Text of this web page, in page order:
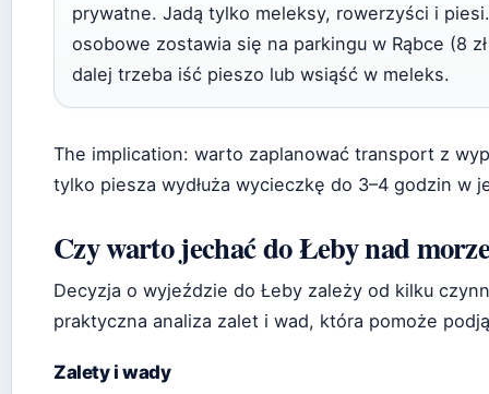
prywatne. Jadą tylko meleksy, rowerzyści i
osobowe zostawia się na parkingu w Rąbce (8
dalej trzeba iść pieszo lub wsiąść w meleks.
The implication: warto zaplanować transport z
tylko piesza wydłuża wycieczkę do 3–4 godzin w
Czy warto jechać do Łeby nad
Decyzja o wyjeździe do Łeby zależy od kilku
praktyczna analiza zalet i wad, która pomoże
Zalety i wady